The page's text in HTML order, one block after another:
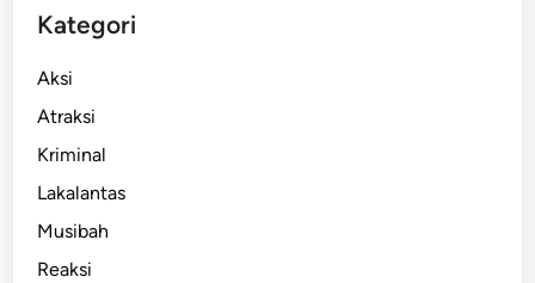
Kategori
Aksi
Atraksi
Kriminal
Lakalantas
Musibah
Reaksi